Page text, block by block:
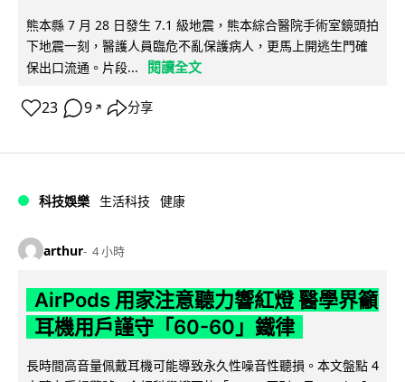
熊本縣 7 月 28 日發生 7.1 級地震，熊本綜合醫院手術室鏡頭拍
下地震一刻，醫護人員臨危不亂保護病人，更馬上開逃生門確
保出口流通。片段...
閱讀全文
23 9 ↗ 分享
科技娛樂 生活科技 健康
arthur 4 小時
AirPods 用家注意聽力響紅燈 醫學界籲
耳機用戶謹守「60-60」鐵律
長時間高音量佩戴耳機可能導致永久性噪音性聽損。本文盤點 4